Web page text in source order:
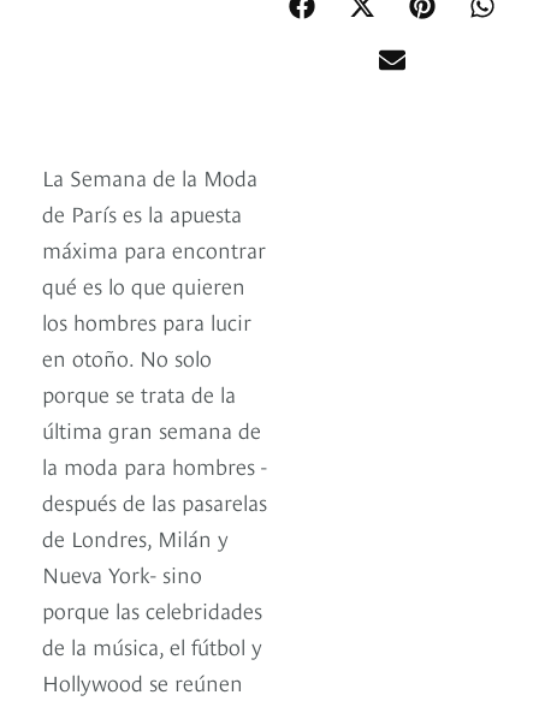
La Semana de la Moda
de París es la apuesta
máxima para encontrar
qué es lo que quieren
los hombres para lucir
en otoño. No solo
porque se trata de la
última gran semana de
la moda para hombres -
después de las pasarelas
de Londres, Milán y
Nueva York- sino
porque las celebridades
de la música, el fútbol y
Hollywood se reúnen